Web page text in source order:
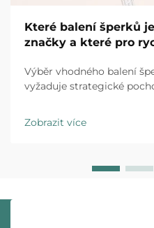
Které balení šperků
značky a které pro
Výběr vhodného balení
vyžaduje strategické
značky i obchodní
módu působí v zásadně
Zobrazit více